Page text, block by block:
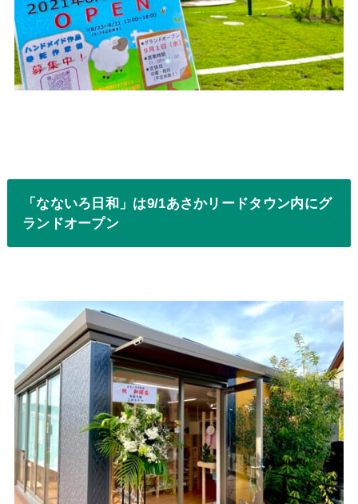
「なないろ日和」は9/1あさかリードタウン内にグ
ランドオープン